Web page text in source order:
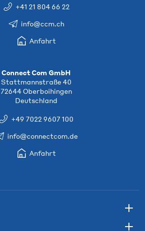
+41 21 804 66 22
info@ccm.ch
Anfahrt
Connect Com GmbH
Stattmannstraße 40
72644 Oberboihingen
Deutschland
+49 7022 9607 100
info@connectcom.de
Anfahrt